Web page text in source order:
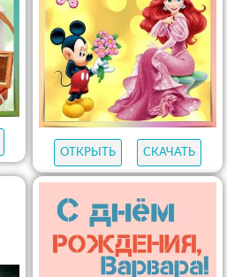
ОТКРЫТЬ СКАЧАТЬ